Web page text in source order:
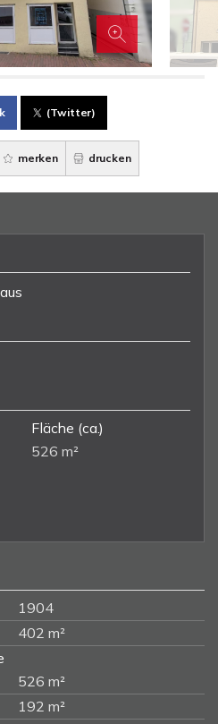
(Twitter)
merken drucken
Fläche (ca.)
526 m²
1904
402 m²
526 m²
192 m²